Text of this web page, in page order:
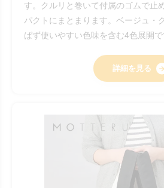
す。クルリと巻いて付属のゴムで止
パクトにまとまります。ベージュ・
ばず使いやすい色味を含む4色展開で
詳細を見る